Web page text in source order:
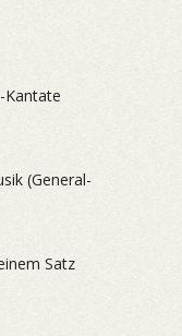
Kantate
(General-
Satz